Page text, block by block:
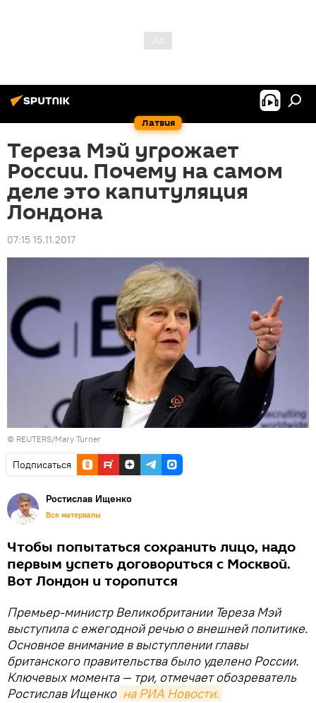
Латвия
Тереза Мэй угрожает
России. Почему на самом
деле это капитуляция
Лондона
07:15 15.11.2017
© REUTERS/Mary Turner
Подписаться
Ростислав Ищенко
Все материалы
Чтобы попытаться сохранить лицо, надо
первым успеть договориться с Москвой.
Вот Лондон и торопится
Премьер-министр Великобритании Тереза Мэй
выступила с ежегодной речью о внешней политике.
Основное внимание в выступлении главы
британского правительства было уделено России.
Ключевых момента — три, отмечает обозреватель
Ростислав Ищенко на РИА Новости.